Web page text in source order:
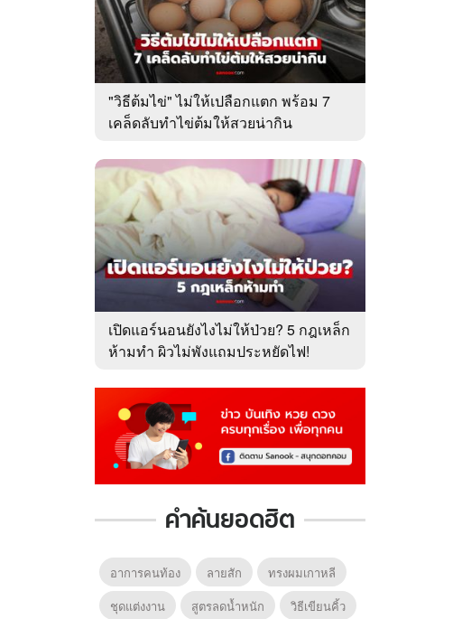
"วิธีต้มไข่" ไม่ให้เปลือกแตก พร้อม 7
เคล็ดลับทำไข่ต้มให้สวยน่ากิน
เปิดแอร์นอนยังไงไม่ให้ป่วย? 5 กฎเหล็ก
ห้ามทำ ผิวไม่พังแถมประหยัดไฟ!
คำค้นยอดฮิต
อาการคนท้อง ลายสัก
ทรงผมเกาหลี
ชุดแต่งงาน
สูตรลดน้ำหนัก
วิธีเขียนคิ้ว